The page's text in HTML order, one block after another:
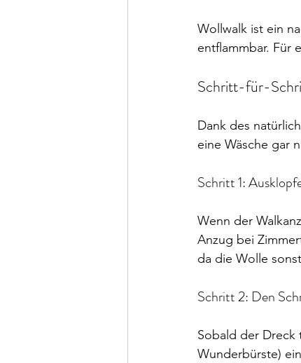
Wollwalk ist ein
entflammbar. Für
Schritt-für-
Dank des
eine Wäsche gar
Schritt 1:
Wenn der
Anzug bei
da die Wolle
Schritt 2: Den
Sobald der Dreck
Wunderbürste)